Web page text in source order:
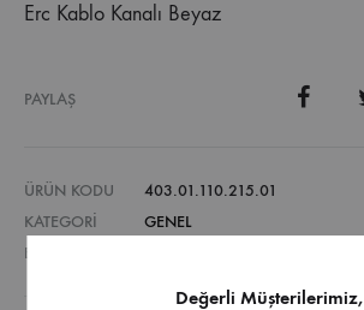
Erc Kablo Kanalı Beyaz
PAYLAŞ
ÜRÜN KODU
403.01.110.215.01
KATEGORI
GENEL
ETIKETLER
Değerli Müşterilerimiz,